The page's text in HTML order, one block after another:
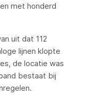
met honderd
uit dat 112
lijnen klopte
de locatie was
bestaat bij